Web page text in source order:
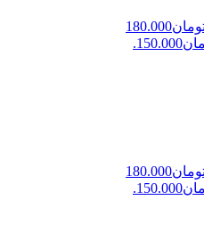
قیمت اصلی: تومان180.000
قیمت اصلی: تومان180.000